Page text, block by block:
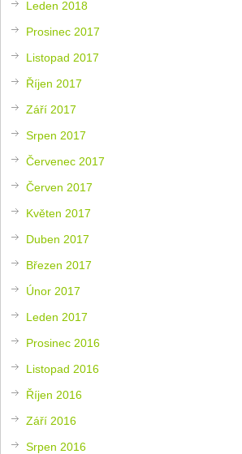
Leden 2018
Prosinec 2017
Listopad 2017
Říjen 2017
Září 2017
Srpen 2017
Červenec 2017
Červen 2017
Květen 2017
Duben 2017
Březen 2017
Únor 2017
Leden 2017
Prosinec 2016
Listopad 2016
Říjen 2016
Září 2016
Srpen 2016